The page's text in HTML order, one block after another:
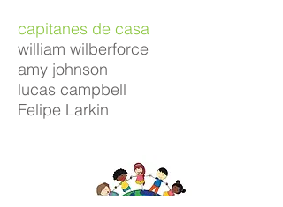
capitanes de casa
william wilberforce
amy johnson
lucas campbell
Felipe Larkin